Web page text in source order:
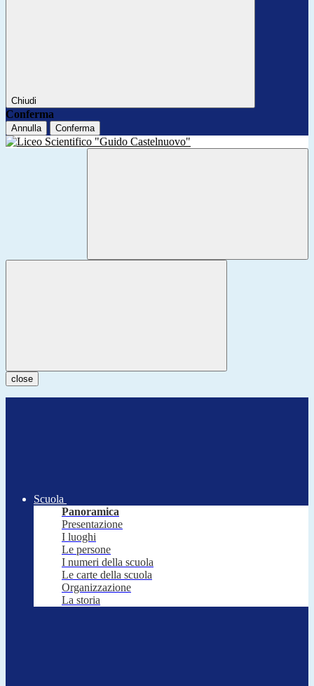
Chiudi
Conferma
Annulla Conferma
close
Scuola
Panoramica
Presentazione
I luoghi
Le persone
I numeri della scuola
Le carte della scuola
Organizzazione
La storia